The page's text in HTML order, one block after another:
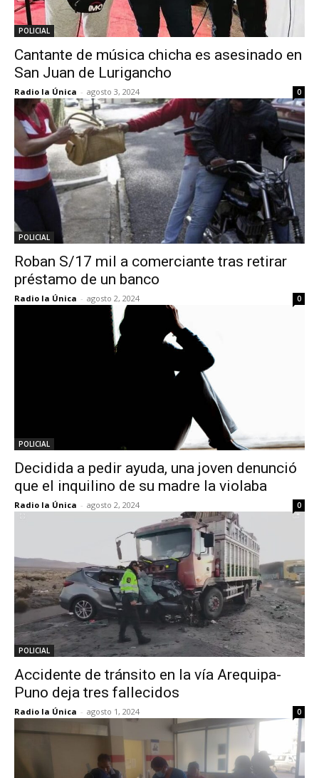
POLICIAL
Cantante de música chicha es asesinado en
San Juan de Lurigancho
Radio la Única - agosto 3, 2024 0
POLICIAL
Roban S/17 mil a comerciante tras retirar
préstamo de un banco
Radio la Única - agosto 2, 2024 0
POLICIAL
Decidida a pedir ayuda, una joven denunció
que el inquilino de su madre la violaba
Radio la Única - agosto 2, 2024 0
POLICIAL
Accidente de tránsito en la vía Arequipa-
Puno deja tres fallecidos
Radio la Única - agosto 1, 2024 0